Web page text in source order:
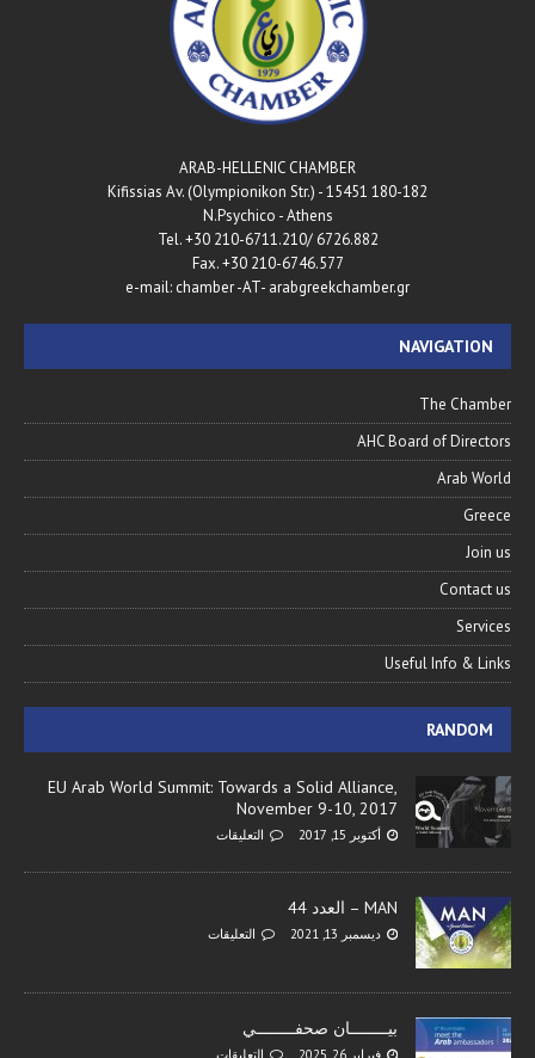
ARAB-HELLENIC CHAMBER
180-182 Kifissias Av. (Olympionikon Str.) - 15451
N.Psychico - Athens
Tel. +30 210-6711.210/ 6726.882
Fax. +30 210-6746.577
e-mail: chamber -AT- arabgreekchamber.gr
NAVIGATION
The Chamber
AHC Board of Directors
Arab World
Greece
Join us
Contact us
Services
Useful Info & Links
RANDOM
EU Arab World Summit: Towards a Solid Alliance,
November 9-10, 2017
أكتوبر 15, 2017 التعليقات
MAN – العدد 44
ديسمبر 13, 2021 التعليقات
بيــــــــان صحفــــــــي
فبراير 26, 2025 التعليقات